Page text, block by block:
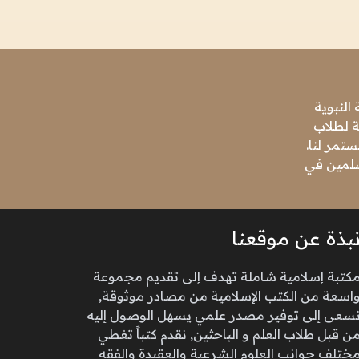
لطلاب
لنا.
في
نبذة عن موقعنا
مكتبة إسلامية شاملة تهدف إلى تقديم مجموعة
واسعة من الكتب الإسلامية من مصادر موثوقة,
نسعى إلى توفير مصدر علمي يسهل الوصول إليه
من قبل طلاب العلم و الباحثين, نقدم كتباً تغطي
مختلف جوانب العلوم الشرعية والعقيدة والفقه